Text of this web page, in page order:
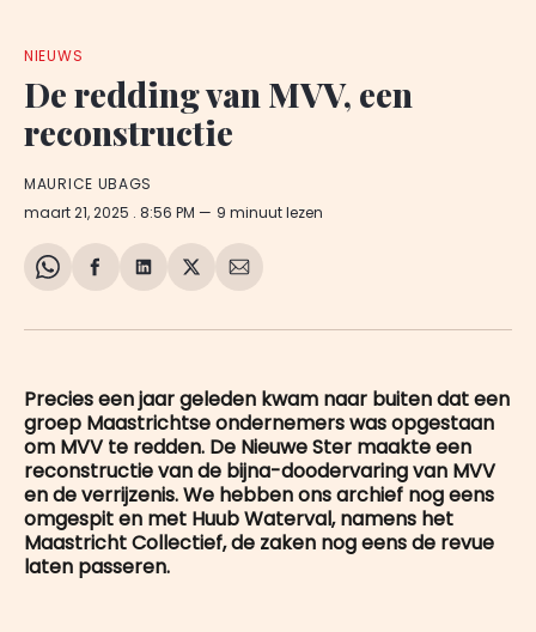
NIEUWS
De redding van MVV, een
reconstructie
MAURICE UBAGS
maart 21, 2025 . 8:56 PM 9 minuut lezen
Share
WhatsApp
Delen
Facebook
Delen
LinkedIn
Share
X
Deel
E-
Precies een jaar geleden kwam naar buiten dat een
groep Maastrichtse ondernemers was opgestaan
om MVV te redden. De Nieuwe Ster maakte een
reconstructie van de bijna-doodervaring van MVV
en de verrijzenis. We hebben ons archief nog eens
omgespit en met Huub Waterval, namens het
Maastricht Collectief, de zaken nog eens de revue
laten passeren.